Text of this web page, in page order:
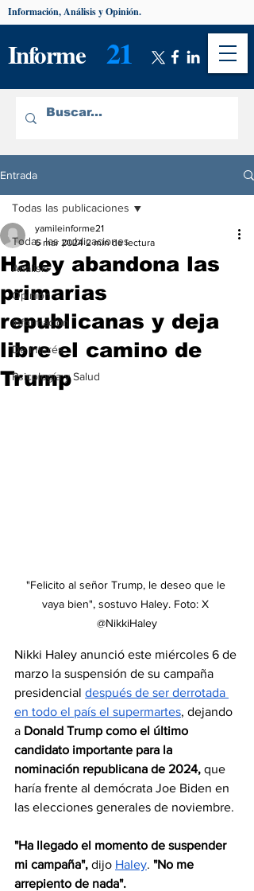
Informe 21
Información, Análisis y Opinión.
Entrada
Todas las publicaciones
Análisis
Opinión
Información
De interés
Psicología y Salud
Todas las publicaciones
Haley abandona las
primarias
republicanas y deja
libre el camino de
Trump
yamileinforme21
6 mar 2024 2 min de lectura
"Felicito al señor Trump, le deseo que le
vaya bien", sostuvo Haley. Foto: X
@NikkiHaley
Nikki Haley anunció este miércoles 6 de
marzo la suspensión de su campaña
presidencial después de ser derrotada
en todo el país el supermartes, dejando
a Donald Trump como el último
candidato importante para la
nominación republicana de 2024, que
haría frente al demócrata Joe Biden en
las elecciones generales de noviembre.
"Ha llegado el momento de suspender
mi campaña", dijo Haley. "No me
arrepiento de nada".